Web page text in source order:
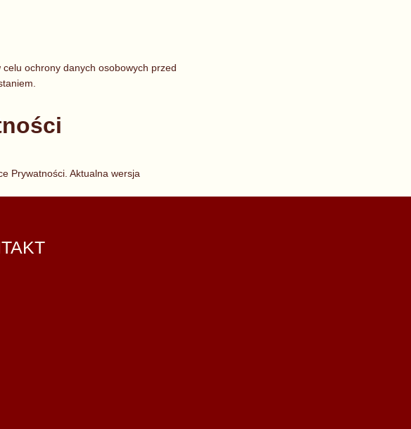
ochrony danych osobowych przed
Prywatności. Aktualna wersja